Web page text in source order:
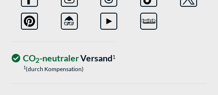
CO2-neutralerVersand1
1(durch Kompensation)